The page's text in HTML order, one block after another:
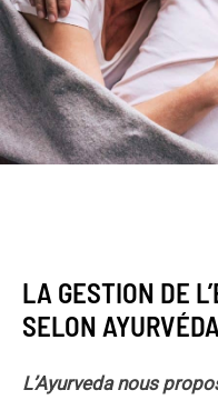
LA GESTION DE
SELON AYURVÉDA
L’Ayurveda nous